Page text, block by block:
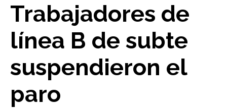
Trabajadores de
línea B de subte
suspendieron el
paro